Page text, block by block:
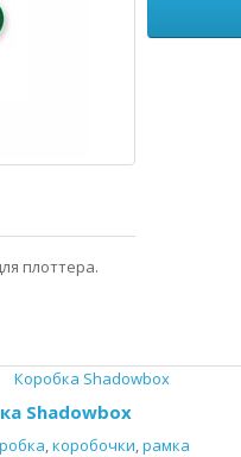
плоттера.
Shadowbox
,коробочки,рамка